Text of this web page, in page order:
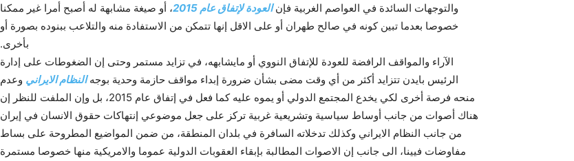
والتوجهات السائدة في العواصم الغربية فإنالعودة لإتفاق عام 2015
، أو صيغة مشابهة له أصبح أمرا غير ممکنا
خصوصا بعدما تبين کونه في صالح طهران أو على الاقل إنها تتمکن من الاستفادة منه والتلاعب ببنوده بصورة أو
بأخرى.
الآراء والمواقف الرافضة للعودة للإتفاق النووي أو مايشابهه، في تزايد مستمر وحتى إن الضغوطات على إدارة
الرئيس بايدن تتزايد أکثر من أي وقت مضى بشأن ضرورة إبداء مواقف حازمة وحدية بوجهالنظام الايراني وعدم
منحه فرصة أخرى لکي يخدع المجتمع الدولي أو يموه عليه کما فعل في إتفاق عام 2015، بل وإن الملفت للنظر إن
هناك أصوات من جانب أوساط سياسية وتشريعية غربية ترکز على جعل موضوعي إنتهاکات حقوق الانسان في إيران
من جانب النظام الايراني وکذلك تدخلاته السافرة في بلدان المنطقة، من ضمن المواضيع المطروحة على بساط
مفاوضات فيينا، الى جانب إن الاصوات المطالبة بإبقاء العقوبات الدولية عموما والامريکية منها خصوصا مستمرة